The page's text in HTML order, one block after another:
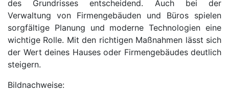
des Grundrisses entscheidend. Auch bei der
Verwaltung von Firmengebäuden und Büros spielen
sorgfältige Planung und moderne Technologien eine
wichtige Rolle. Mit den richtigen Maßnahmen lässt sich
der Wert deines Hauses oder Firmengebäudes deutlich
steigern.
Bildnachweise: